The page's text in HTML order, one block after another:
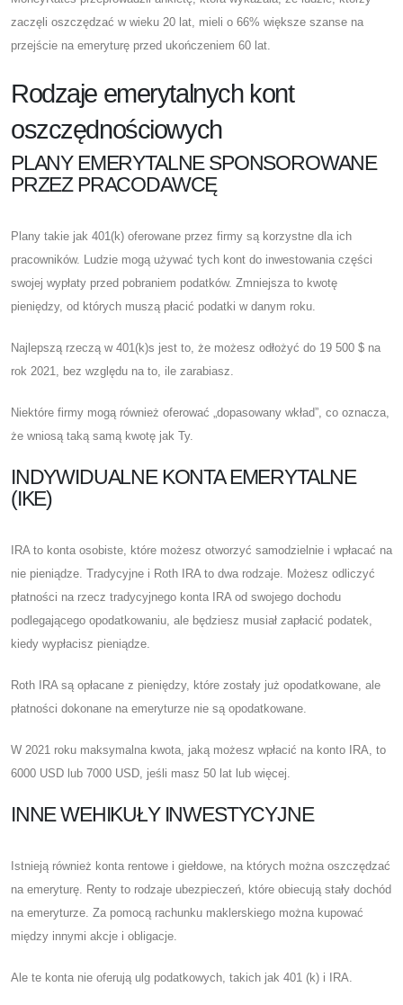
zaczęli oszczędzać w wieku 20 lat, mieli o 66% większe szanse na
przejście na emeryturę przed ukończeniem 60 lat.
Rodzaje emerytalnych kont
oszczędnościowych
PLANY EMERYTALNE SPONSOROWANE
PRZEZ PRACODAWCĘ
Plany takie jak 401(k) oferowane przez firmy są korzystne dla ich
pracowników. Ludzie mogą używać tych kont do inwestowania części
swojej wypłaty przed pobraniem podatków. Zmniejsza to kwotę
pieniędzy, od których muszą płacić podatki w danym roku.
Najlepszą rzeczą w 401(k)s jest to, że możesz odłożyć do 19 500 $ na
rok 2021, bez względu na to, ile zarabiasz.
Niektóre firmy mogą również oferować „dopasowany wkład”, co oznacza,
że ​​wniosą taką samą kwotę jak Ty.
INDYWIDUALNE KONTA EMERYTALNE
(IKE)
IRA to konta osobiste, które możesz otworzyć samodzielnie i wpłacać na
nie pieniądze. Tradycyjne i Roth IRA to dwa rodzaje. Możesz odliczyć
płatności na rzecz tradycyjnego konta IRA od swojego dochodu
podlegającego opodatkowaniu, ale będziesz musiał zapłacić podatek,
kiedy wypłacisz pieniądze.
Roth IRA są opłacane z pieniędzy, które zostały już opodatkowane, ale
płatności dokonane na emeryturze nie są opodatkowane.
W 2021 roku maksymalna kwota, jaką możesz wpłacić na konto IRA, to
6000 USD lub 7000 USD, jeśli masz 50 lat lub więcej.
INNE WEHIKUŁY INWESTYCYJNE
Istnieją również konta rentowe i giełdowe, na których można oszczędzać
na emeryturę. Renty to rodzaje ubezpieczeń, które obiecują stały dochód
na emeryturze. Za pomocą rachunku maklerskiego można kupować
między innymi akcje i obligacje.
Ale te konta nie oferują ulg podatkowych, takich jak 401 (k) i IRA.